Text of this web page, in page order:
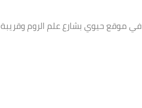
موقع حيوي بشارع علم الروم وقريبة